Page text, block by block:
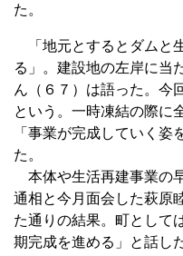
た。
「地元とするとダムと
る」。建設地の左岸に当
ん（６７）は語った。今
という。一時凍結の際に
「事業が完成していく
た。
本体や生活再建事業の
通相と今月面会した萩原
た通りの結果。町として
期完成を進める」と話し